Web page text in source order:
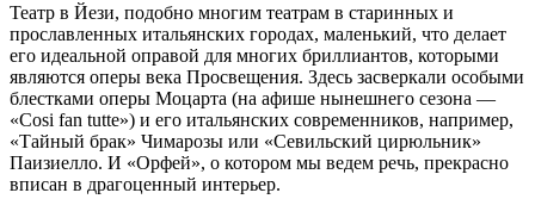
Театр в Йези, подобно многим театрам в старинных и
прославленных итальянских городах, маленький, что делает
его идеальной оправой для многих бриллиантов, которыми
являются оперы века Просвещения. Здесь засверкали особыми
блестками оперы Моцарта (на афише нынешнего сезона —
«Cosi fan tutte») и его итальянских современников, например,
«Тайный брак» Чимарозы или «Севильский цирюльник»
Паизиелло. И «Орфей», о котором мы ведем речь, прекрасно
вписан в драгоценный интерьер.